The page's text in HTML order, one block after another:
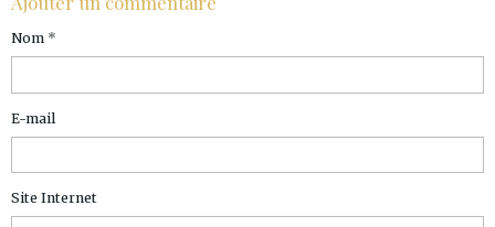
Nom
E-mail
Site Internet